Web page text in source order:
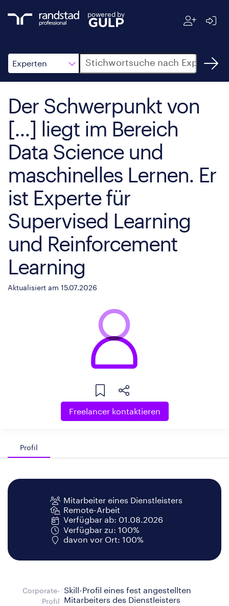
powered by
Experten
Suche
Der Schwerpunkt von
[...] liegt im Bereich
Data Science und
maschinelles Lernen. Er
ist Experte für
Supervised Learning
und Reinforcement
Learning
Aktualisiert am 15.07.2026
Freelancer kontaktieren
Profil
Mitarbeiter eines Dienstleisters
Remote-Arbeit
Verfügbar ab: 01.08.2026
Verfügbar zu: 100%
davon vor Ort: 100%
Corporate-
Profil
Skill-Profil eines fest angestellten
Mitarbeiters des Dienstleisters